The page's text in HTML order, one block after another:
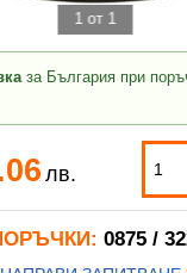
1 от 1
за България при
лв.
0875 /